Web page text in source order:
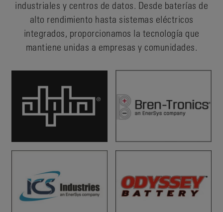
industriales y centros de datos. Desde baterías de
alto rendimiento hasta sistemas eléctricos
integrados, proporcionamos la tecnología que
mantiene unidas a empresas y comunidades.